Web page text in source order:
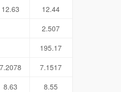
12.63
12.44
2.507
195.17
7.2078
7.1517
8.63
8.55